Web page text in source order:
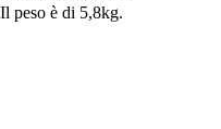
peso è di 5,8kg.